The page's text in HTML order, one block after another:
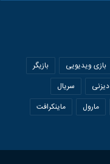
بازی ویدیویی
بازیگر
دیزنی
سریال
مارول
ماینکرافت